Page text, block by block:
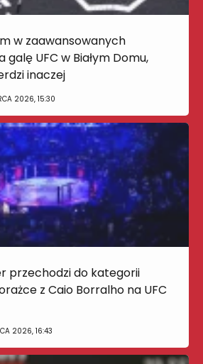
w zaawansowanych
UFC w Białym Domu,
inaczej
2026, 15:30
przechodzi do kategorii
z Caio Borralho na UFC
2026, 16:43